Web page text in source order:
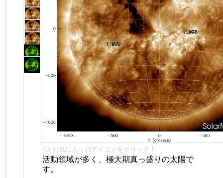
👈 お気に入りのアイコンをクリック！
活動領域が多く、極大期真っ盛りの太陽で
す。